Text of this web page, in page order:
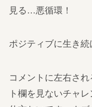
見る…悪循環！
ポジティブに生き続
コメントに左右さ
ト欄を見ないチャ